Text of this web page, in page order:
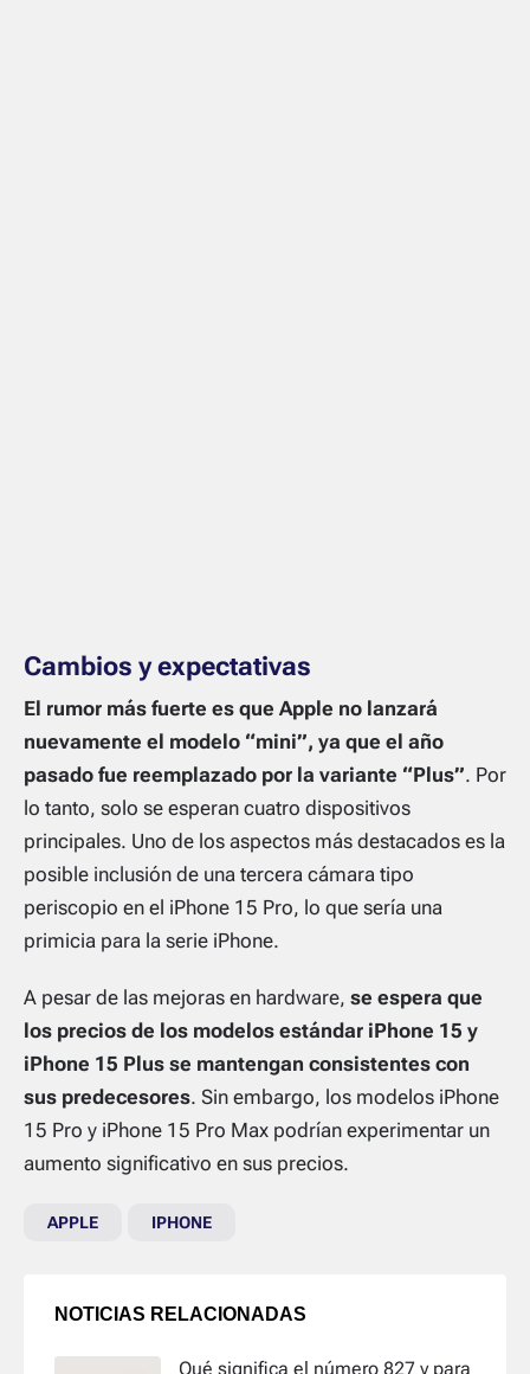
Cambios y expectativas
El rumor más fuerte es que Apple no lanzará
nuevamente el modelo “mini”, ya que el año
pasado fue reemplazado por la variante “Plus”. Por
lo tanto, solo se esperan cuatro dispositivos
principales. Uno de los aspectos más destacados es la
posible inclusión de una tercera cámara tipo
periscopio en el iPhone 15 Pro, lo que sería una
primicia para la serie iPhone.
A pesar de las mejoras en hardware, se espera que
los precios de los modelos estándar iPhone 15 y
iPhone 15 Plus se mantengan consistentes con
sus predecesores. Sin embargo, los modelos iPhone
15 Pro y iPhone 15 Pro Max podrían experimentar un
aumento significativo en sus precios.
APPLE IPHONE
NOTICIAS RELACIONADAS
Qué significa el número 827 y para